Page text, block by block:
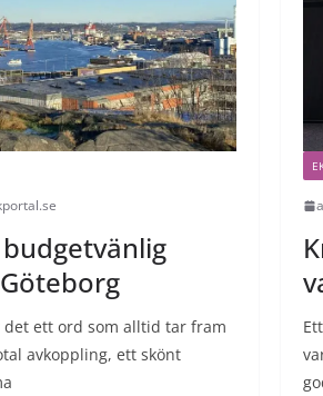
det ett ord som alltid tar fram
avkoppling, ett skönt